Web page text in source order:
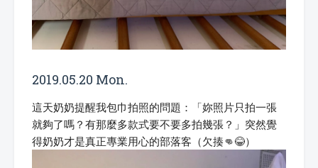
2019.05.20 Mon.
這天奶奶提醒我包巾拍照的問題：「妳照片只拍一張
就夠了嗎？有那麼多款式要不要多拍幾張？」突然覺
得奶奶才是真正專業用心的部落客（欠揍👊😂）